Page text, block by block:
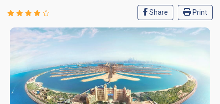
Share Print